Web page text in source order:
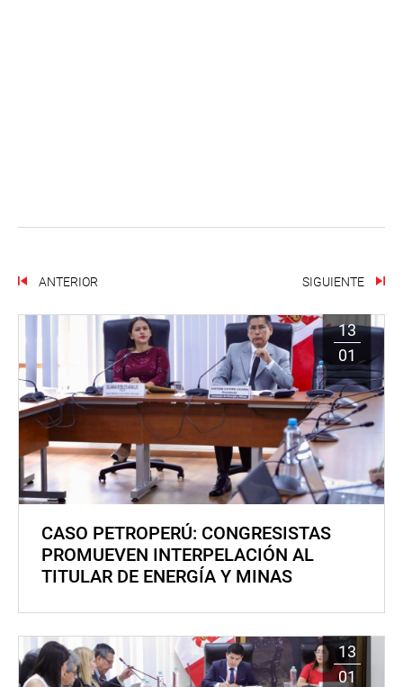
ANTERIOR SIGUIENTE
13
01
CASO PETROPERÚ: CONGRESISTAS
PROMUEVEN INTERPELACIÓN AL
TITULAR DE ENERGÍA Y MINAS
13
01